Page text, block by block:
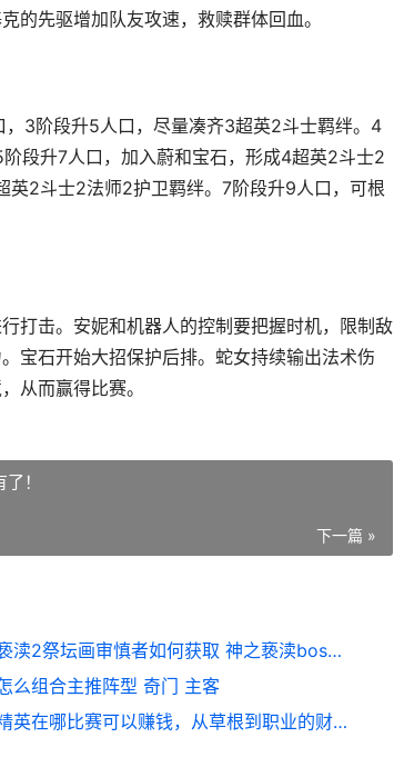
的先驱增加队友攻速，救赎群体回血。
3阶段升5人口，尽量凑齐3超英2斗士羁绊。4
段升7人口，加入蔚和宝石，形成4超英2斗士2
2斗士2法师2护卫羁绊。7阶段升9人口，可根
打击。安妮和机器人的控制要把握时机，限制敌
宝石开始大招保护后排。蛇女持续输出法术伤
从而赢得比赛。
！
下一篇 »
神之亵渎2祭坛画审慎者如何获取 神之亵渎boss位置
么组合主推阵型 奇门 主客
和平精英在哪比赛可以赚钱，从草根到职业的财富赛道指南